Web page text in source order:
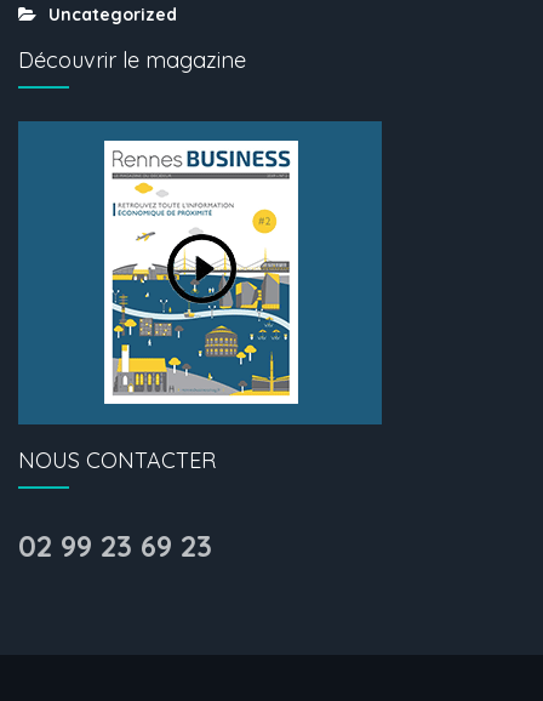
Uncategorized
Découvrir le magazine
NOUS CONTACTER
02 99 23 69 23